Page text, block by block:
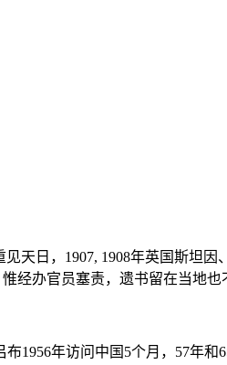
见天日，1907, 1908年英国斯坦
经办官员塞责，遗书留在当地也
布1956年访问中国5个月，57年